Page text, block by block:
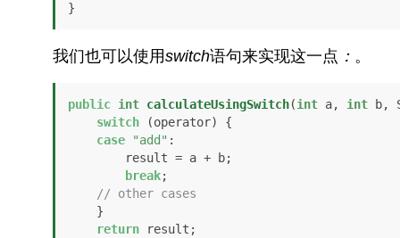
}
我们也可以使用switch语句来实现这一点 ： 。
public int calculateUsingSwitch(int a, int b,
switch (operator) {
case
"add" :
break;
// other cases
return result;